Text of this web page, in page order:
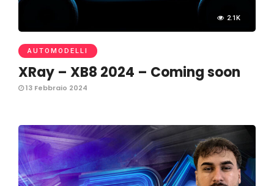
2.1K
AUTOMODELLI
XRay – XB8 2024 – Coming soon
13 Febbraio 2024